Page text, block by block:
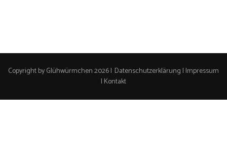
Copyright by Glühwürmchen 2026 | Datenschutzerklärung | Impressum
| Kontakt